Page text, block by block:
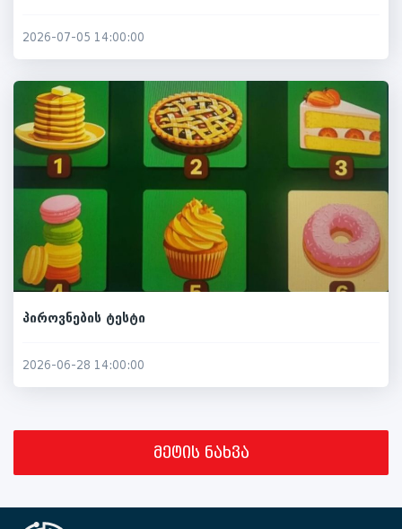
2026-07-05 14:00:00
პიროვნების ტესტი
2026-06-28 14:00:00
მეტის ნახვა